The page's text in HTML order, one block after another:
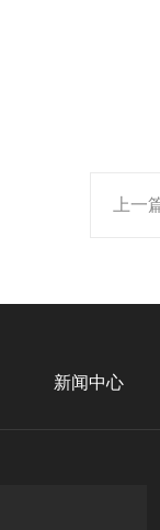
上一
新闻中心